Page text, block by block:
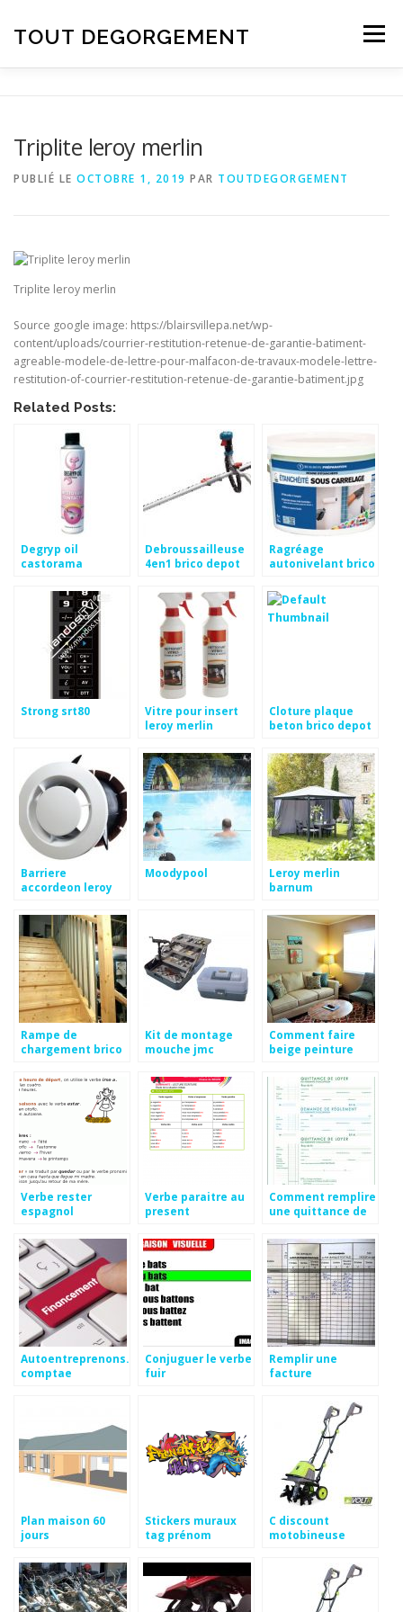
TOUT DEGORGEMENT Menu
Triplite leroy merlin
PUBLIÉ LE OCTOBRE 1, 2019 PAR TOUTDEGORGEMENT
Triplite leroy merlin
Source google image: https://blairsvillepa.net/wp-
content/uploads/courrier-restitution-retenue-de-garantie-batiment-
agreable-modele-de-lettre-pour-malfacon-de-travaux-modele-lettre-
restitution-of-courrier-restitution-retenue-de-garantie-batiment.jpg
Related Posts:
Degryp oil
castorama
Debroussailleuse
4en1 brico depot
Ragréage
autonivelant brico
Strong srt80
Vitre pour insert
leroy merlin
Cloture plaque
beton brico depot
Barriere
accordeon leroy
Moodypool
Leroy merlin
barnum
Rampe de
chargement brico
Kit de montage
mouche jmc
Comment faire
beige peinture
Verbe rester
espagnol
Verbe paraitre au
present
Comment remplire
une quittance de
Autoentreprenons.fr
comptae
Conjuguer le verbe
fuir
Remplir une
facture
Plan maison 60
jours
Stickers muraux
tag prénom
C discount
motobineuse